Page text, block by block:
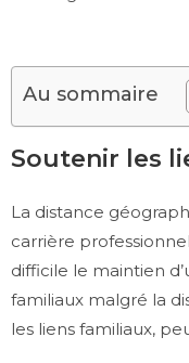
Au sommaire
Soutenir les
La distance
carrière
difficile le maintien
familiaux malgré la
les liens familiaux,